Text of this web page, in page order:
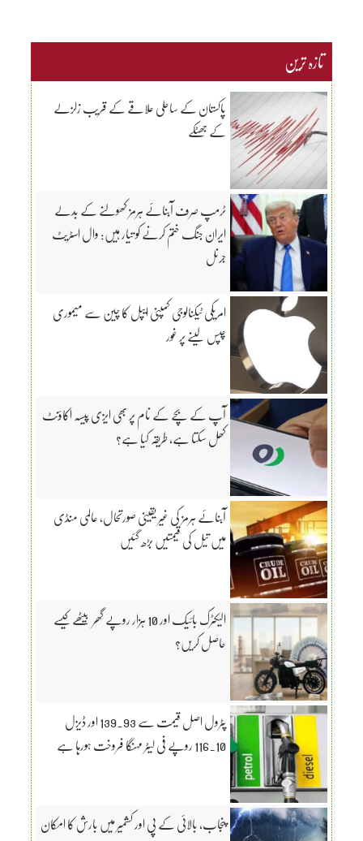
تازہ ترین
پاکستان کے ساحلی علاقے کے قریب زلزلے
کے جھٹکے
ٹرمپ صرف آبنائے ہرمز کھولنے کے بدلے
ایران جنگ ختم کرنے کو تیار ہیں: وال اسٹریٹ
جرنل
امریکی ٹیکنالوجی کمپنی ایپل کا چین سے میموری
چپس لینے پر غور
آپ کے بچے کے نام پر بھی ایزی پیسہ اکاؤنٹ
کھل سکتا ہے، طریقہ کیا ہے؟
آبنائے ہرمز کی غیر یقینی صورتحال، عالمی منڈی
میں تیل کی قیمتیں بڑھ گئیں
الیکٹرک بائیک اور 10 ہزار روپے گھر بیٹھے کیسے
حاصل کریں؟
پٹرول اصل قیمت سے 139.93 اور ڈیزل
116.10 روپے فی لیٹر مہنگا فروخت ہورہا ہے
پنجاب، بالائی کے پی اور کشمیر میں بارش کا امکان